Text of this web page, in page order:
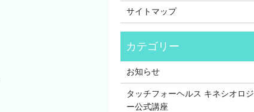
サイトマップ
お知らせ
タッチフォーヘルス キネシオロジ
ー公式講座